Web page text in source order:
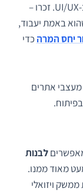
בתחביר של קוד, אתם משקיעים ב-UI/UX. זכרו –
באמת יעבוד,
יחס המרה כדי
מעצבי אתרים
לבנות
מאוד ממנו.
ויזואלי